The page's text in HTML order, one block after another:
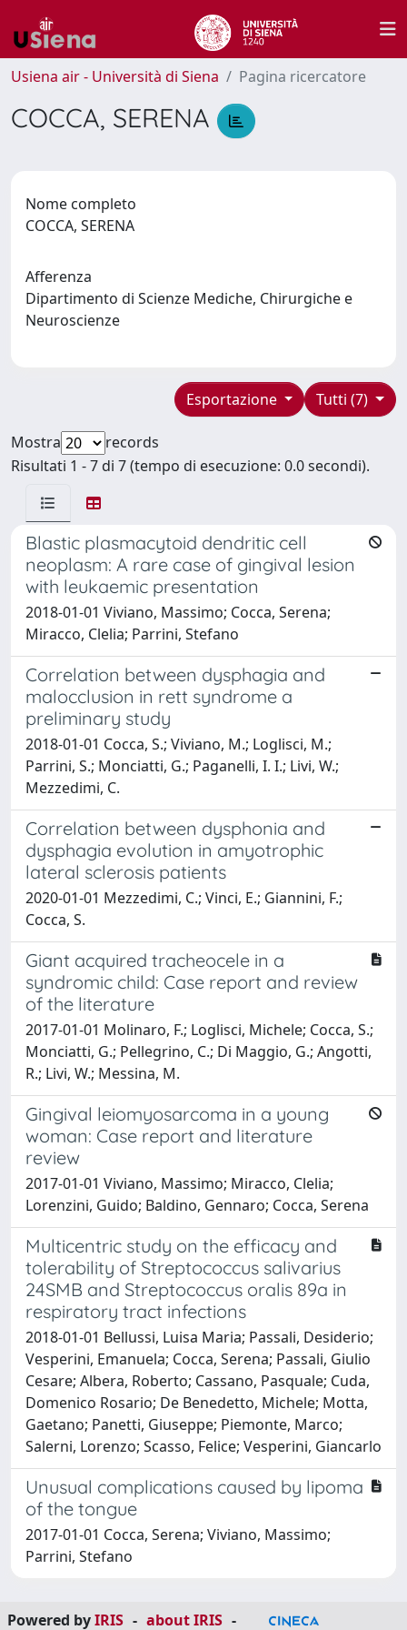
Usiena air - Università di Siena Pagina ricercatore
COCCA, SERENA
Nome completo
COCCA, SERENA
Afferenza
Dipartimento di Scienze Mediche, Chirurgiche e
Neuroscienze
Tutti (7)
Esportazione
Mostra
records
Risultati 1 - 7 di 7 (tempo di esecuzione: 0.0 secondi).
Blastic plasmacytoid dendritic cell
neoplasm: A rare case of gingival lesion
with leukaemic presentation
2018-01-01 Viviano, Massimo; Cocca, Serena;
Miracco, Clelia; Parrini, Stefano
Correlation between dysphagia and
malocclusion in rett syndrome a
preliminary study
2018-01-01 Cocca, S.; Viviano, M.; Loglisci, M.;
Parrini, S.; Monciatti, G.; Paganelli, I. I.; Livi, W.;
Mezzedimi, C.
Correlation between dysphonia and
dysphagia evolution in amyotrophic
lateral sclerosis patients
2020-01-01 Mezzedimi, C.; Vinci, E.; Giannini, F.;
Cocca, S.
Giant acquired tracheocele in a
syndromic child: Case report and review
of the literature
2017-01-01 Molinaro, F.; Loglisci, Michele; Cocca, S.;
Monciatti, G.; Pellegrino, C.; Di Maggio, G.; Angotti,
R.; Livi, W.; Messina, M.
Gingival leiomyosarcoma in a young
woman: Case report and literature
review
2017-01-01 Viviano, Massimo; Miracco, Clelia;
Lorenzini, Guido; Baldino, Gennaro; Cocca, Serena
Multicentric study on the efficacy and
tolerability of Streptococcus salivarius
24SMB and Streptococcus oralis 89a in
respiratory tract infections
2018-01-01 Bellussi, Luisa Maria; Passali, Desiderio;
Vesperini, Emanuela; Cocca, Serena; Passali, Giulio
Cesare; Albera, Roberto; Cassano, Pasquale; Cuda,
Domenico Rosario; De Benedetto, Michele; Motta,
Gaetano; Panetti, Giuseppe; Piemonte, Marco;
Salerni, Lorenzo; Scasso, Felice; Vesperini, Giancarlo
Unusual complications caused by lipoma
of the tongue
2017-01-01 Cocca, Serena; Viviano, Massimo;
Parrini, Stefano
Powered byIRIS - about IRIS -